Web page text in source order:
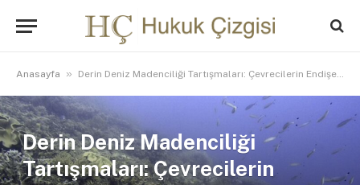
Anasayfa » Derin Deniz Madenciliği Tartışmaları: Çevrecilerin Endişeleri ve Avrupa’daki Tepkiler
Derin Deniz Madenciliği
Tartışmaları: Çevrecilerin